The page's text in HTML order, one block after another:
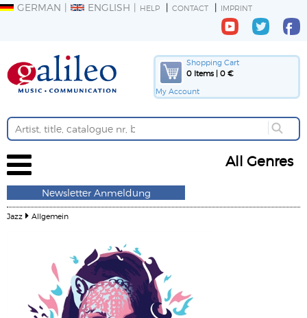
GERMAN ENGLISH HELP CONTACT IMPRINT
Shopping Cart
0 Items | 0 €
My Account
All Genres
Newsletter Anmeldung
Jazz Allgemein